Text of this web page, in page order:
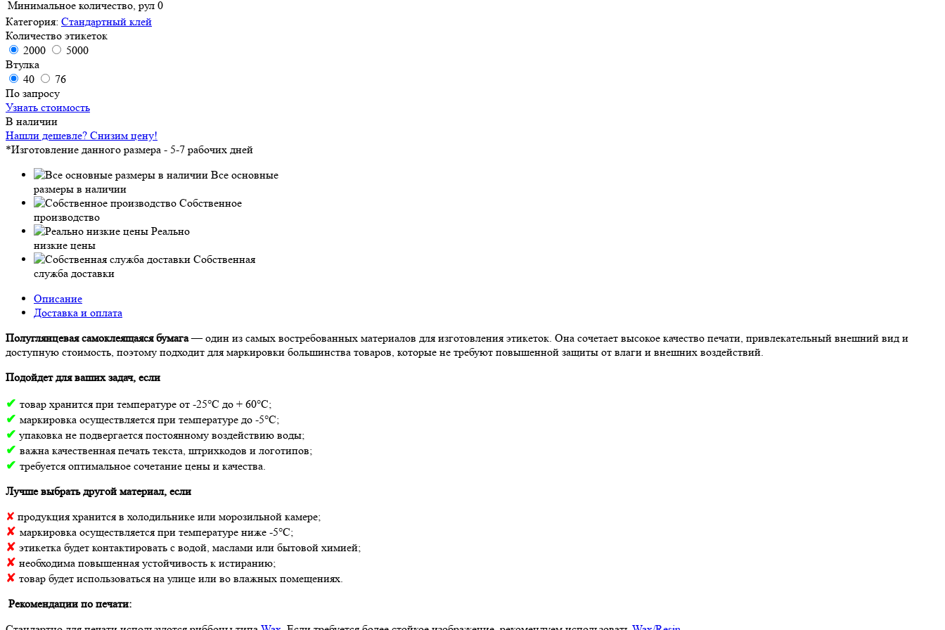
Минимальное количество, рул 0
Категория: Стандартный клей
Количество этикеток
2000
5000
Втулка
40
76
По запросу
Узнать стоимость
В наличии
Нашли дешевле? Снизим цену!
*Изготовление данного размера - 5-7 рабочих дней
Все основные
размеры в наличии
Собственное
производство
Реально
низкие цены
Собственная
служба доставки
Описание
Доставка и оплата
Полуглянцевая самоклеящаяся бумага— один из самых востребованных материалов для изготовления этикеток. Она сочетает высокое качество печати, привлекательный внешний вид и
доступную стоимость, поэтому подходит для маркировки большинства товаров, которые не требуют повышенной защиты от влаги и внешних воздействий.
Подойдет для ваших задач, если
✔ товар хранится при температуре от -25°С до + 60°С;
✔ маркировка осуществляется при температуре до -5°С;
✔ упаковка не подвергается постоянному воздействию воды;
✔ важна качественная печать текста, штрихкодов и логотипов;
✔ требуется оптимальное сочетание цены и качества.
Лучше выбрать другой материал, если
✘ продукция хранится в холодильнике или морозильной камере;
✘ маркировка осуществляется при температуре ниже -5°С;
✘ этикетка будет контактировать с водой, маслами или бытовой химией;
✘ необходима повышенная устойчивость к истиранию;
✘ товар будет использоваться на улице или во влажных помещениях.
Рекомендации по печати: